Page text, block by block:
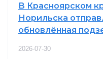
В Красноярском
Норильска
обновлённая
2026-07-30